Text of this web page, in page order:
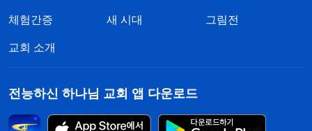
체험간증 새 시대 그림전
교회 소개
전능하신 하나님 교회 앱 다운로드